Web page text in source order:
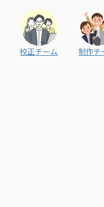
校正チーム 制作チ